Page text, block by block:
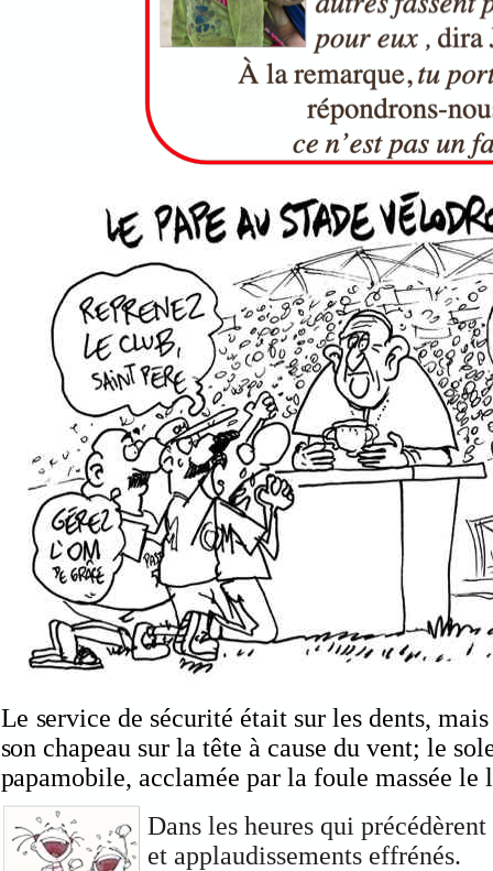
Le service de sécurité était sur les dents,
son chapeau sur la tête à cause du vent; le
papamobile, acclamée par la foule massée le
Dans les heures qui
et applaudissements effrénés.